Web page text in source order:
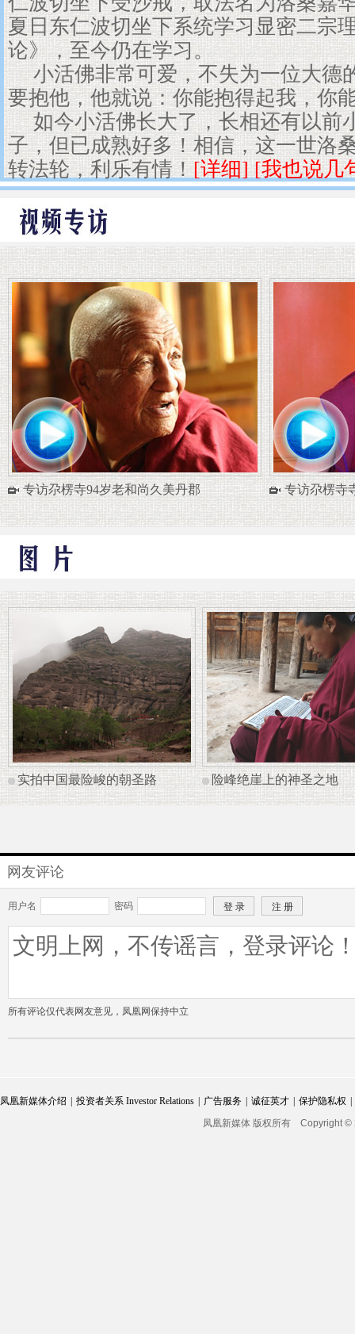
夏日东仁波切坐下系统学习显密二宗
论》，至今仍在学习。
小活佛非常可爱，不失为一位大德
要抱他，他就说：你能抱得起我，你
如今小活佛长大了，长相还有以前
子，但已成熟好多！相信，这一世洛
转法轮，利乐有情！ [详细] [我也说几
专访尕楞寺94岁老和尚久美丹郡 专访尕楞寺
实拍中国最险峻的朝圣路 险峰绝崖上的神圣之地
网友评论
用户名 密码
所有评论仅代表网友意见，凤凰网保持中立
凤凰新媒体介绍 投资者关系 Investor Relations 广告服务 诚征英才 保护隐私权
凤凰新媒体 版权所有 Copyright ©